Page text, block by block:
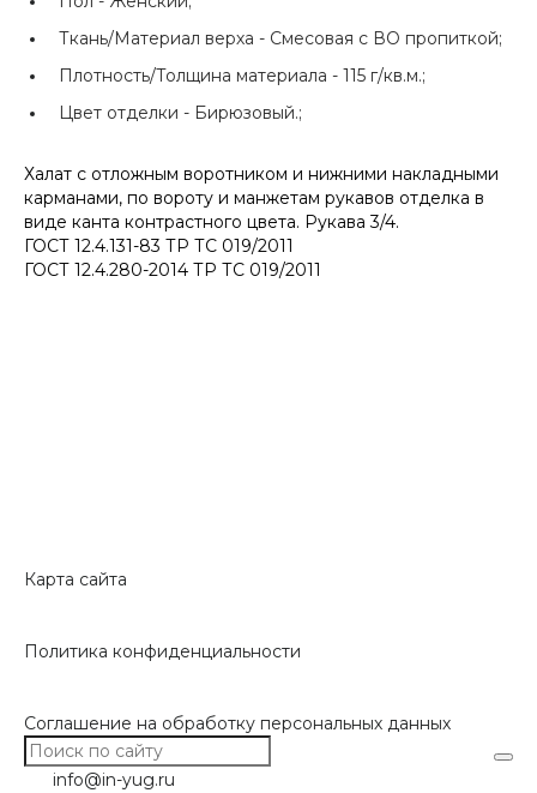
Ткань/Материал верха - Смесовая с ВО пропиткой;
Плотность/Толщина материала - 115 г/кв.м.;
Цвет отделки - Бирюзовый.;
Халат с отложным воротником и нижними накладными
карманами, по вороту и манжетам рукавов отделка в
виде канта контрастного цвета. Рукава 3/4.
ГОСТ 12.4.131-83 ТР ТС 019/2011
ГОСТ 12.4.280-2014 ТР ТС 019/2011
Карта сайта
Политика конфиденциальности
Соглашение на обработку персональных данных
info@in-yug.ru